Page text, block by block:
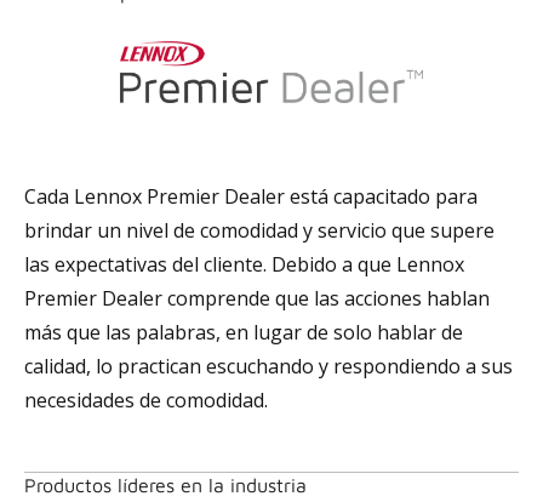
Cada Lennox Premier Dealer está capacitado para
brindar un nivel de comodidad y servicio que supere
las expectativas del cliente. Debido a que Lennox
Premier Dealer comprende que las acciones hablan
más que las palabras, en lugar de solo hablar de
calidad, lo practican escuchando y respondiendo a sus
necesidades de comodidad.
Productos líderes en la industria